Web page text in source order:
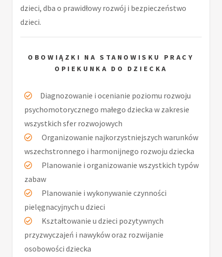
dzieci, dba o prawidłowy rozwój i bezpieczeństwo
dzieci.
OBOWIĄZKI NA STANOWISKU PRACY
OPIEKUNKA DO DZIECKA
Diagnozowanie i ocenianie poziomu rozwoju
psychomotorycznego małego dziecka w zakresie
wszystkich sfer rozwojowych
Organizowanie najkorzystniejszych warunków
wszechstronnego i harmonijnego rozwoju dziecka
Planowanie i organizowanie wszystkich typów
zabaw
Planowanie i wykonywanie czynności
pielęgnacyjnych u dzieci
Kształtowanie u dzieci pozytywnych
przyzwyczajeń i nawyków oraz rozwijanie
osobowości dziecka